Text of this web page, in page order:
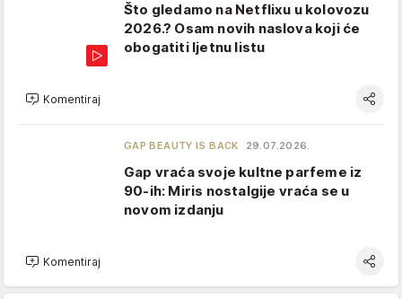
Što gledamo na Netflixu u kolovozu
2026.? Osam novih naslova koji će
obogatiti ljetnu listu
Komentiraj
GAP BEAUTY IS BACK 29.07.2026.
Gap vraća svoje kultne parfeme iz
90-ih: Miris nostalgije vraća se u
novom izdanju
Komentiraj